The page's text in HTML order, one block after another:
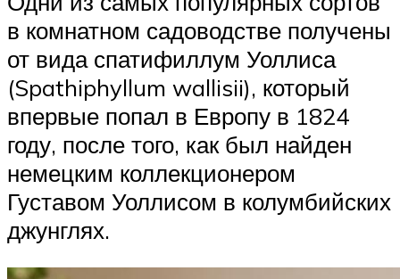
в комнатном садоводстве получены
от вида спатифиллум Уоллиса
(Spathiphyllum wallisii), который
впервые попал в Европу в 1824
году, после того, как был найден
немецким коллекционером
Густавом Уоллисом в колумбийских
джунглях.